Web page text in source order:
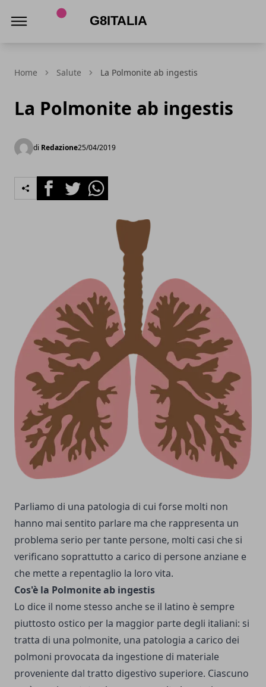
Home Salute La Polmonite ab ingestis
La Polmonite ab ingestis
di Redazione25/04/2019
FacebookTwitterWhatsapp
Parliamo di una patologia di cui forse molti non
hanno mai sentito parlare ma che rappresenta un
problema serio per tante persone, molti casi che si
verificano soprattutto a carico di persone anziane e
che mette a repentaglio la loro vita.
Cos'è la Polmonite ab ingestis
Lo dice il nome stesso anche se il latino è sempre
piuttosto ostico per la maggior parte degli italiani: si
tratta di una polmonite, una patologia a carico dei
polmoni provocata da ingestione di materiale
proveniente dal tratto digestivo superiore. Ciascuno